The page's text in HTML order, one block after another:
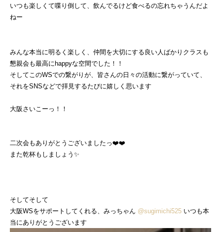
いつも楽しくて喋り倒して、飲んでるけど食べるの忘れちゃうんだよ
ねー
みんな本当に明るく楽しく、仲間を大切にする良い人ばかりクラスも
懇親会も最高にhappyな空間でした！！
そしてこのWSでの繋がりが、皆さんの日々の活動に繋がっていて、
それをSNSなどで拝見するたびに嬉しく思います⁡
大阪さいこーっ！！
二次会もありがとうございましたっ❤️❤️
また乾杯もしましょう✨
そしてそして
大阪WSをサポートしてくれる、みっちゃん @sugimichi525 いつも本
当にありがとうございます